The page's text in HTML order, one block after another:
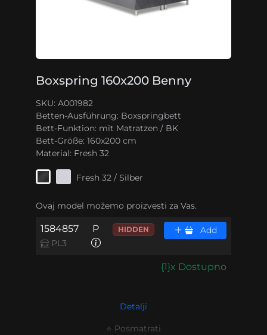
Boxspring 160x200 Benny
SKU: A001982
Betten-Ausführung: Boxspringbett
Bett-Funktion: mit Matratzen / BK
Bett-Größe: 160x200 cm
Material: Fresh 32
Fresh 32 / Silber
Ovaj model možemo proizvesti za Vas.
1584857
PL3
P HIDDEN Add
{1}x Dostupno
Detalji
⭐ Posmatrati